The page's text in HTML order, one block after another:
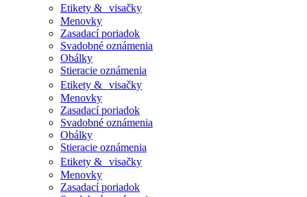
Etikety & visačky
Menovky
Zasadací poriadok
Svadobné oznámenia
Obálky
Stieracie oznámenia
Etikety & visačky
Menovky
Zasadací poriadok
Svadobné oznámenia
Obálky
Stieracie oznámenia
Etikety & visačky
Menovky
Zasadací poriadok